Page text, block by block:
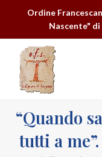
Ordine
Nascente"
“Quando
tutti a